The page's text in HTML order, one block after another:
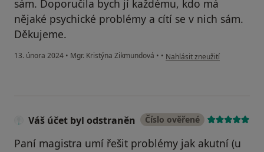
sám. Doporučila bych jí každému, kdo má
nějaké psychické problémy a cítí se v nich sám.
Děkujeme.
13. února 2024 • Mgr. Kristýna Zikmundová • • podle názoru uživatele
Nahlásit zneužití
Váš účet byl odstraněn Číslo ověřené
Paní magistra umí řešit problémy jak akutní (u